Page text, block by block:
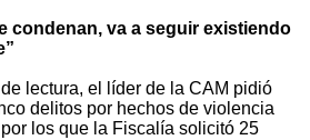
condenan, va a seguir existiendo
lectura, el líder de la CAM pidió
delitos por hechos de violencia
los que la Fiscalía solicitó 25